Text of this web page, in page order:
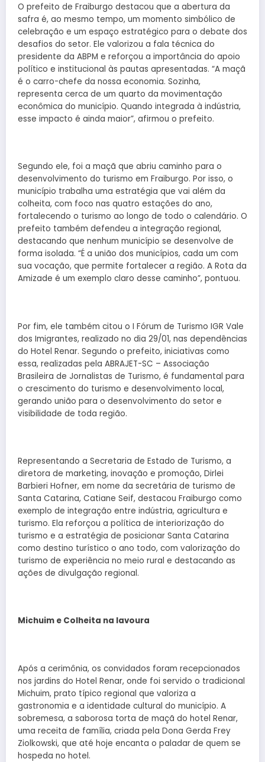
O prefeito de Fraiburgo destacou que a abertura da
safra é, ao mesmo tempo, um momento simbólico de
celebração e um espaço estratégico para o debate dos
desafios do setor. Ele valorizou a fala técnica do
presidente da ABPM e reforçou a importância do apoio
político e institucional às pautas apresentadas. “A maçã
é o carro-chefe da nossa economia. Sozinha,
representa cerca de um quarto da movimentação
econômica do município. Quando integrada à indústria,
esse impacto é ainda maior”, afirmou o prefeito.
Segundo ele, foi a maçã que abriu caminho para o
desenvolvimento do turismo em Fraiburgo. Por isso, o
município trabalha uma estratégia que vai além da
colheita, com foco nas quatro estações do ano,
fortalecendo o turismo ao longo de todo o calendário. O
prefeito também defendeu a integração regional,
destacando que nenhum município se desenvolve de
forma isolada. “É a união dos municípios, cada um com
sua vocação, que permite fortalecer a região. A Rota da
Amizade é um exemplo claro desse caminho”, pontuou.
Por fim, ele também citou o I Fórum de Turismo IGR Vale
dos Imigrantes, realizado no dia 29/01, nas dependências
do Hotel Renar. Segundo o prefeito, iniciativas como
essa, realizadas pela ABRAJET-SC – Associação
Brasileira de Jornalistas de Turismo, é fundamental para
o crescimento do turismo e desenvolvimento local,
gerando união para o desenvolvimento do setor e
visibilidade de toda região.
Representando a Secretaria de Estado de Turismo, a
diretora de marketing, inovação e promoção, Dirlei
Barbieri Hofner, em nome da secretária de turismo de
Santa Catarina, Catiane Seif, destacou Fraiburgo como
exemplo de integração entre indústria, agricultura e
turismo. Ela reforçou a política de interiorização do
turismo e a estratégia de posicionar Santa Catarina
como destino turístico o ano todo, com valorização do
turismo de experiência no meio rural e destacando as
ações de divulgação regional.
Michuim e Colheita na lavoura
Após a cerimônia, os convidados foram recepcionados
nos jardins do Hotel Renar, onde foi servido o tradicional
Michuim, prato típico regional que valoriza a
gastronomia e a identidade cultural do município. A
sobremesa, a saborosa torta de maçã do hotel Renar,
uma receita de família, criada pela Dona Gerda Frey
Ziolkowski, que até hoje encanta o paladar de quem se
hospeda no hotel.